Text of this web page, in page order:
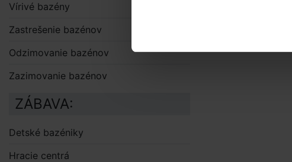
Vírivé bazény
Zastrešenie bazénov
Odzimovanie bazénov
Zazimovanie bazénov
ZÁBAVA:
Detské bazéniky
Hracie centrá